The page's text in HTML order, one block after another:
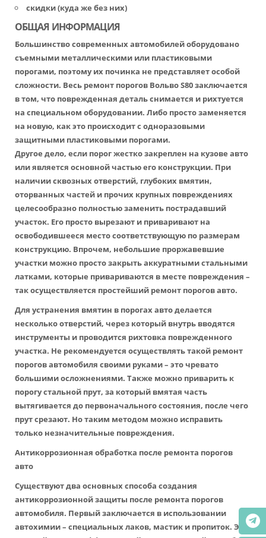
скидки (куда же без них)
ОБЩАЯ ИНФОРМАЦИЯ
Большинство современных автомобилей оборудовано
съемными металлическими или пластиковыми
порогами, поэтому их починка не представляет особой
сложности. Весь ремонт порогов Вольво S80 заключается
в том, что поврежденная деталь снимается и рихтуется
на специальном оборудовании. Либо просто заменяется
на новую, как это происходит с одноразовыми
защитными пластиковыми порогами.
Другое дело, если порог жестко закреплен на кузове авто
или является основной частью его конструкции. При
наличии сквозных отверстий, глубоких вмятин,
оторванных частей и прочих крупных повреждениях
целесообразно полностью заменить пострадавший
участок. Его просто вырезают и приваривают на
освободившееся место соответствующую по размерам
конструкцию. Впрочем, небольшие проржавевшие
участки можно просто закрыть аккуратными стальными
латками, которые привариваются в месте повреждения –
так осуществляется простейший ремонт порогов авто.
Для устранения вмятин в порогах авто делается
несколько отверстий, через который внутрь вводятся
инструменты и проводится рихтовка поврежденного
участка. Не рекомендуется осуществлять такой ремонт
порогов автомобиля своими руками – это чревато
большими осложнениями. Также можно приварить к
порогу стальной прут, за который вмятая часть
вытягивается до первоначального состояния, после чего
прут срезают. Но таким методом можно исправить
только незначительные повреждения.
Антикоррозионная обработка после ремонта порогов
авто
Существуют два основных способа создания
антикоррозионной защиты после ремонта порогов
автомобиля. Первый заключается в использовании
автохимии – специальных лаков, мастик и пропиток. Это